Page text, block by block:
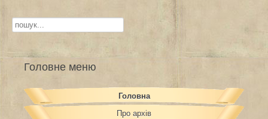
Пошук...
Головне меню
Головна
Про архів